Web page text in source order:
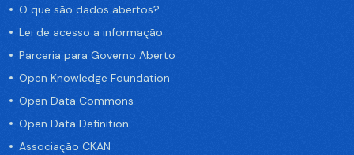
O que são dados abertos?
Lei de acesso a informação
Parceria para Governo Aberto
Open Knowledge Foundation
Open Data Commons
Open Data Definition
Associação CKAN